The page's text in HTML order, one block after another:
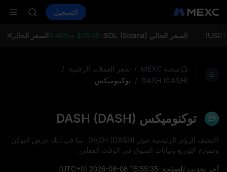
الأسواق العقود الفوريةالتسجيل
SKYAI
SPCX يرتفع رغم انتهاء الحظر
السعر الحالي ETH (Ethereum): السعر الحالي SOL (Solana): $76.45 +3.46%
منصة MEXC / سعر العملات الرقمية /
DASH (DASH)
/ توكينوميكس
توكنوميكس DASH (DASH)
اكتشف الرؤى الرئيسية حول DASH (DASH)، بما في ذلك عرض التوكن
ونموذج التوزيع وبيانات السوق في الوقت الفعلي.
آخر تحديث للصفحة: 2026-08-08 15:55:35
(UTC+0)